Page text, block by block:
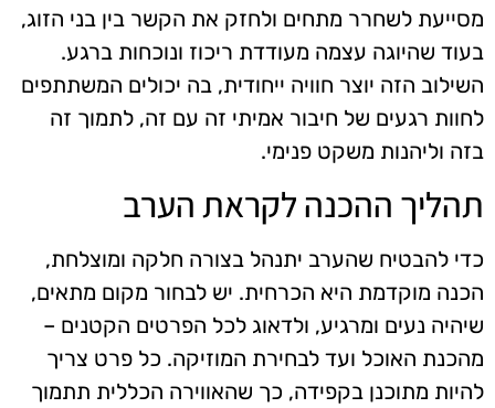
מסייעת לשחרר מתחים ולחזק את הקשר בין בני הזוג,
בעוד שהיוגה עצמה מעודדת ריכוז ונוכחות ברגע.
השילוב הזה יוצר חוויה ייחודית, בה יכולים המשתתפים
לחוות רגעים של חיבור אמיתי זה עם זה, לתמוך זה
בזה וליהנות משקט פנימי.
תהליך ההכנה לקראת הערב
כדי להבטיח שהערב יתנהל בצורה חלקה ומוצלחת,
הכנה מוקדמת היא הכרחית. יש לבחור מקום מתאים,
שיהיה נעים ומרגיע, ולדאוג לכל הפרטים הקטנים –
מהכנת האוכל ועד לבחירת המוזיקה. כל פרט צריך
להיות מתוכנן בקפידה, כך שהאווירה הכללית תתמוך